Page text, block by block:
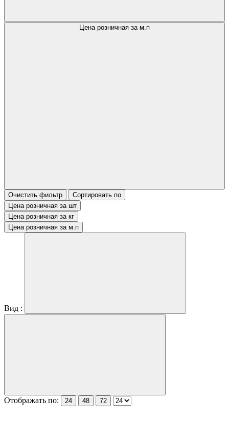
Цена розничная за м.п
Очистить фильтр
Сортировать по
Цена розничная за шт
Цена розничная за кг
Цена розничная за м.п
Вид :
Отображать по: 24 48 72